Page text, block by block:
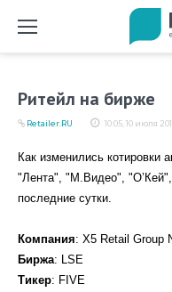
Ритейл на бирже
10:05, 10 июля
Retailer.RU
Как изменились котировки
"Лента", "М.Видео",
последние сутки.
Компания: X5 Retail Group
Биржа: LSE
Тикер: FIVE